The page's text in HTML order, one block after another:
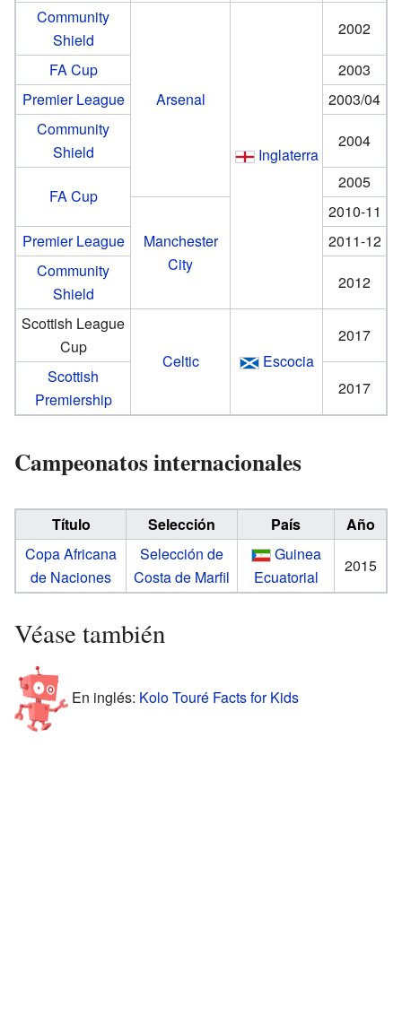
Community
Shield
Arsenal
Inglaterra
2002
FA Cup
2003
Premier League
2003/04
Community
Shield
2004
FA Cup
2005
Manchester
City
2010-11
Premier League
2011-12
Community
Shield
2012
Scottish League
Cup
Celtic Escocia
2017
Scottish
Premiership
2017
Campeonatos internacionales
Título Selección País
Año
Copa Africana
de Naciones
Selección de
Costa de Marfil
Guinea
Ecuatorial
2015
Véase también
En inglés: Kolo Touré Facts for Kids